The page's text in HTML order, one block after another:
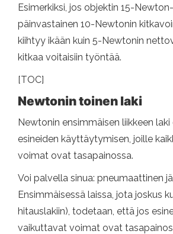
Esimerkiksi, jos objektin 15-
päinvastainen 10-Newtonin
kiihtyy ikään kuin 5-Newtonin
kitkaa voitaisiin työntää.
[TOC]
Newtonin toinen laki
Newtonin ensimmäisen liikkeen laki
esineiden käyttäytymisen, joille
voimat ovat tasapainossa.
Voi palvella sinua: pneumaattinen
Ensimmäisessä laissa, jota joskus
hitauslakiin), todetaan, että jos
vaikuttavat voimat ovat